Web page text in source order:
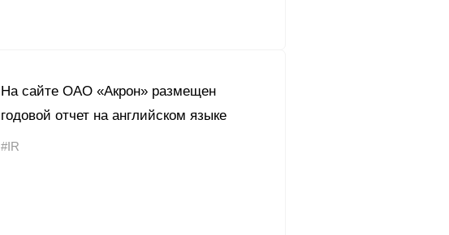
На сайте ОАО «Акрон» размещен
годовой отчет на английском языке
#IR